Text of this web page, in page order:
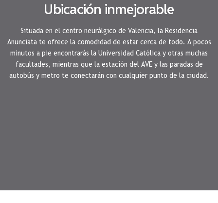
Ubicación inmejorable
Situada en el centro neurálgico de Valencia, la Residencia
Anunciata te ofrece la comodidad de estar cerca de todo. A pocos
minutos a pie encontrarás la Universidad Católica y otras muchas
facultades, mientras que la estación del AVE y las paradas de
autobús y metro te conectarán con cualquier punto de la ciudad.